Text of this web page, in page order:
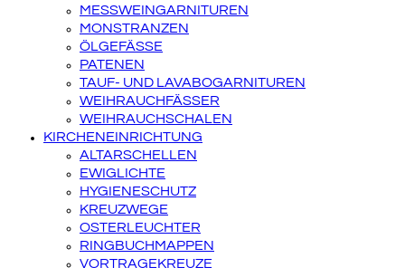
MESSWEINGARNITUREN
MONSTRANZEN
ÖLGEFÄSSE
PATENEN
TAUF- UND LAVABOGARNITUREN
WEIHRAUCHFÄSSER
WEIHRAUCHSCHALEN
KIRCHENEINRICHTUNG
ALTARSCHELLEN
EWIGLICHTE
HYGIENESCHUTZ
KREUZWEGE
OSTERLEUCHTER
RINGBUCHMAPPEN
VORTRAGEKREUZE